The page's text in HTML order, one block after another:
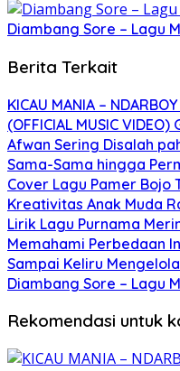
Diambang Sore – Lagu
Berita Terkait
KICAU MANIA –
(OFFICIAL MUSIC VIDEO)
Afwan Sering Disalah
Sama-Sama hingga
Cover Lagu Pamer Bojo
Kreativitas Anak Muda
Lirik Lagu Purnama
Memahami Perbedaan
Sampai Keliru
Diambang Sore – Lagu
Rekomendasi untuk